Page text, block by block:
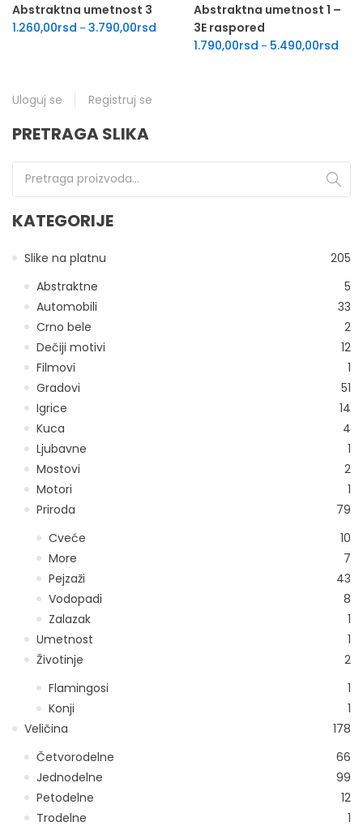
Abstraktna umetnost 3
1.260,00rsd –3.790,00rsd Raspon cena: od 1.260,00rsd do
Abstraktna umetnost 1 –
3E raspored
1.790,00rsd – 5.490,00rsd
Uloguj se Registruj se
PRETRAGA SLIKA
Pretraga za:
KATEGORIJE
Slike na platnu
205
Abstraktne
5
Automobili
33
Crno bele
2
Dečiji motivi
12
Filmovi
1
Gradovi
51
Igrice
14
Kuca
4
Ljubavne
1
Mostovi
2
Motori
1
Priroda
79
Cveće
10
More
7
Pejzaži
43
Vodopadi
8
Zalazak
1
Umetnost
1
Životinje
2
Flamingosi
1
Konji
1
Veličina
178
Četvorodelne
66
Jednodelne
99
Petodelne
12
Trodelne
1